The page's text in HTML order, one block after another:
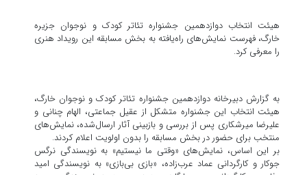
هیئت انتخاب دوازدهمین جشنواره تئاتر کودک و نوجوان جزیره
خارگ، فهرست نمایش‌های راه‌یافته به بخش مسابقه این رویداد هنری
را معرفی کرد.
به گزارش دبیرخانه دوازدهمین جشنواره تئاتر کودک و نوجوان خارگ،
هیئت انتخاب این جشنواره متشکل از عقیل جماعتی، الهام چنانی و
علیرضا میرشکاری پس از بررسی و بازبینی آثار ارسال‌شده، نمایش‌های
منتخب برای حضور در بخش مسابقه را بدون اولویت اعلام کردند.
بر این اساس، نمایش‌های «وقتی ما نیستیم» به نویسندگی نرگس
جوکار و کارگردانی عماد عرب‌زاده، «بازی بی‌بازی» به نویسندگی امید